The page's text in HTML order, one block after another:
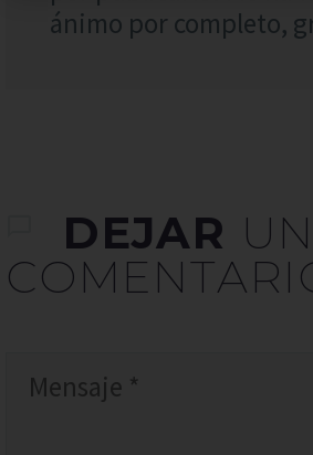
ánimo por completo,
DEJAR UN